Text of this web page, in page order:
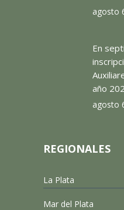
agosto
En
año
agosto
REGIONALES
La Plata
Mar del Plata